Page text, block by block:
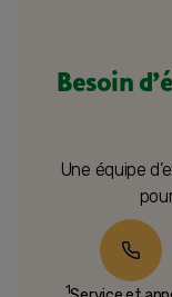
Besoin
Une équipe
1